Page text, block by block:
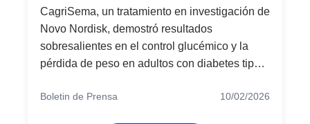
CagriSema, un tratamiento en investigación de
Novo Nordisk, demostró resultados
sobresalientes en el control glucémico y la
pérdida de peso en adultos con diabetes tipo
estudio clínico fase 3 REIMAGINE 2.
Boletin de Prensa 10/02/2026